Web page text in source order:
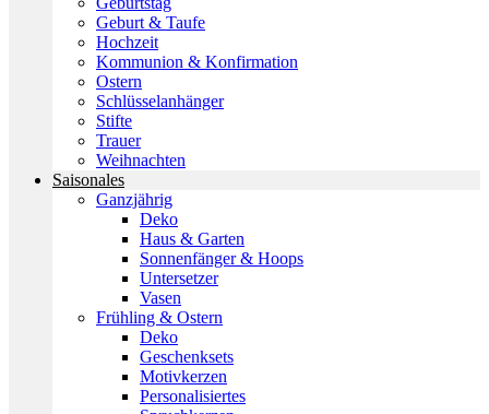
Geburt & Taufe
Hochzeit
Kommunion & Konfirmation
Ostern
Schlüsselanhänger
Stifte
Trauer
Weihnachten
Saisonales
Ganzjährig
Deko
Haus & Garten
Sonnenfänger & Hoops
Untersetzer
Vasen
Frühling & Ostern
Deko
Geschenksets
Motivkerzen
Personalisiertes